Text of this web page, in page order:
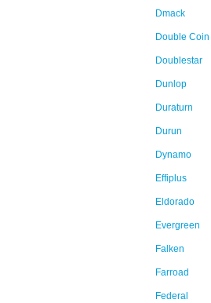
Dmack
Double Coin
Doublestar
Dunlop
Duraturn
Durun
Dynamo
Effiplus
Eldorado
Evergreen
Falken
Farroad
Federal